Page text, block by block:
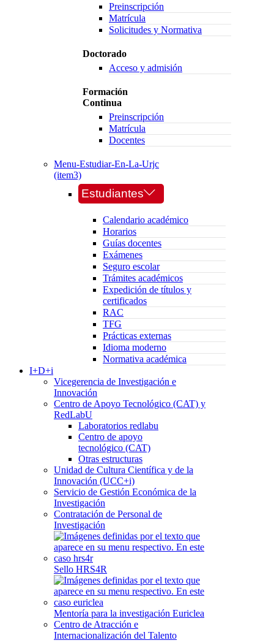
Preinscripción
Matrícula
Solicitudes y Normativa
Doctorado
Acceso y admisión
Formación
Continua
Preinscripción
Matrícula
Docentes
Menu-Estudiar-En-La-Urjc
(item3)
Estudiantes
Calendario académico
Horarios
Guías docentes
Exámenes
Seguro escolar
Trámites académicos
Expedición de títulos y
certificados
RAC
TFG
Prácticas externas
Idioma moderno
Normativa académica
I+D+i
Vicegerencia de Investigación e
Innovación
Centro de Apoyo Tecnológico (CAT) y
RedLabU
Laboratorios redlabu
Centro de apoyo
tecnológico (CAT)
Otras estructuras
Unidad de Cultura Científica y de la
Innovación (UCC+i)
Servicio de Gestión Económica de la
Investigación
Contratación de Personal de
Investigación
Sello HRS4R
Mentoría para la investigación Euriclea
Centro de Atracción e
Internacionalización del Talento